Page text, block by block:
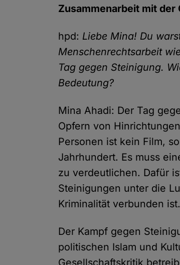
Zusammenarbeit mit
hpd: Liebe Mina! Du
Menschenrechtsarbeit
Tag gegen Steinigung.
Bedeutung?
Mina Ahadi: Der Tag
Opfern von
Personen ist kein Film,
Jahrhundert. Es muss
zu verdeutlichen. Dafür
Steinigungen unter die
Kriminalität verbunden ist.
Der Kampf gegen
politischen Islam und